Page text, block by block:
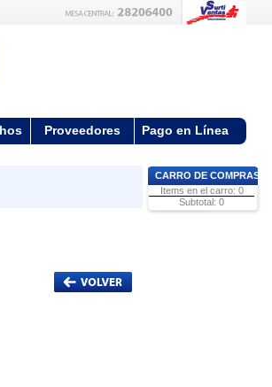
Proveedores Pago en Línea
CARRO DE COMPRAS
Items en el carro: 0
Subtotal: 0